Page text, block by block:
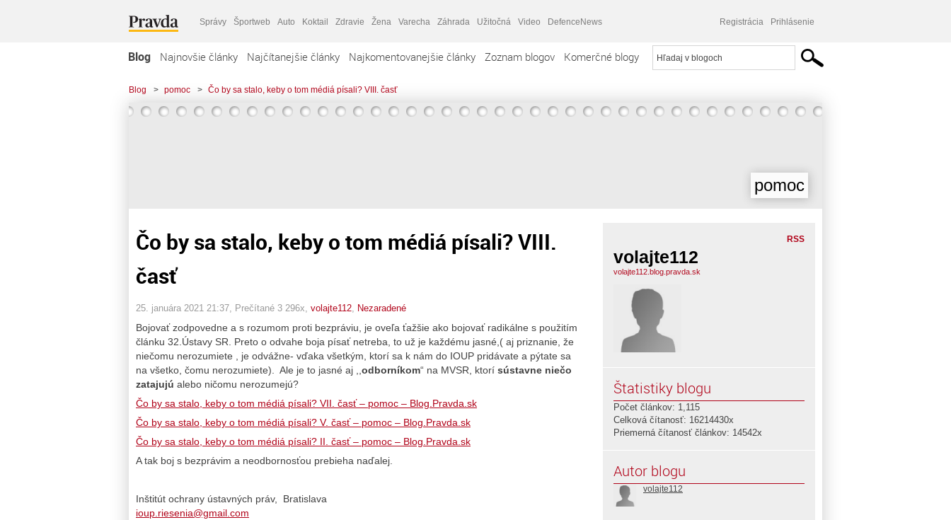
Správy Športweb Auto Koktail Zdravie Žena Varecha Záhrada Užitočná Video DefenceNews Registrácia Prihlásenie
Blog Najnovšie články Najčítanejšie články Najkomentovanejšie články Zoznam blogov Komerčné blogy
Blog > pomoc > Čo by sa stalo, keby o tom médiá písali? VIII. časť
pomoc
Čo by sa stalo, keby o tom médiá písali? VIII.
časť
25. januára 2021 21:37 , Prečítané 3 296x, volajte112 Nezaradené
Bojovať zodpovedne a s rozumom proti bezpráviu, je oveľa ťažšie ako bojovať radikálne s použitím
článku 32.Ústavy SR. Preto o odvahe boja písať netreba, to už je každému jasné,( aj priznanie, že
niečomu nerozumiete , je odvážne- vďaka všetkým, ktorí sa k nám do IOUP pridávate a pýtate sa
na všetko, čomu nerozumiete). Ale je to jasné aj ,, odborníkom“ na MVSR, ktorí sústavne niečo
zatajujú alebo ničomu nerozumejú?
Čo by sa stalo, keby o tom médiá písali? VII. časť – pomoc – Blog.Pravda.sk
Čo by sa stalo, keby o tom médiá písali? V. časť – pomoc – Blog.Pravda.sk
Čo by sa stalo, keby o tom médiá písali? II. časť – pomoc – Blog.Pravda.sk
A tak boj s bezprávim a neodbornosťou prebieha naďalej.
Inštitút ochrany ústavných práv, Bratislava
ioup.riesenia@gmail.com
RSS
volajte112
volajte112.blog.pravda.sk
Štatistiky blogu
Počet článkov: 1,115
Celková čítanosť: 16214430x
Priemerná čítanosť článkov: 14542x
Autor blogu
volajte112